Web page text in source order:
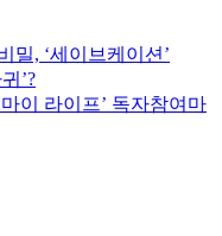
밀, ‘세이브케이션’
’?
이 라이프’ 독자참여마